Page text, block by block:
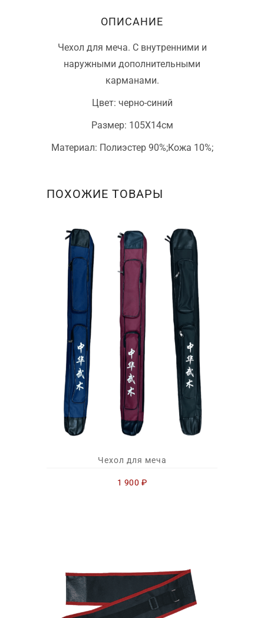
ОПИСАНИЕ
Чехол для меча. С внутренними и
наружными дополнительными
карманами.
Цвет: черно-синий
Размер: 105Х14см
Материал: Полиэстер 90%;Кожа 10%;
ПОХОЖИЕ ТОВАРЫ
Чехол для меча
1 900 ₽